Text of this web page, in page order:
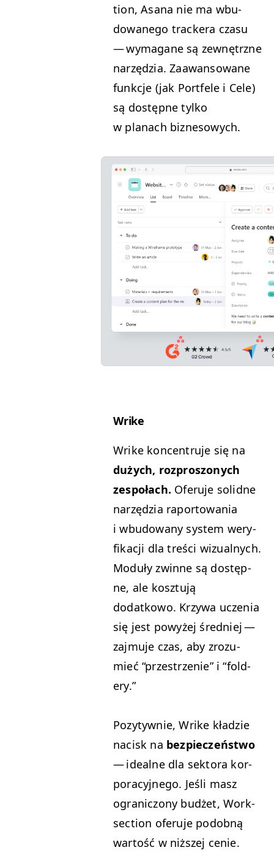
tion, Asana nie ma wbu­
dowanego track­era cza­su
— wyma­gane są zewnętrzne
narzędzia. Zaawan­sowane
funkc­je (jak Port­fele i Cele)
są dostęp­ne tylko
w planach biznesowych.
Wrike
Wrike kon­cen­tru­je się na
dużych, rozpros­zonych
zespołach. Ofer­u­je solidne
narzędzia rapor­towa­nia
i wbu­dowany sys­tem wery­
fikacji dla treś­ci wiz­ual­nych.
Mod­uły zwinne są dostęp­
ne, ale kosz­tu­ją
dodatkowo. Krzy­wa uczenia
się jest powyżej śred­niej —
zaj­mu­je czas, aby zrozu­
mieć“przestrze­nie” i“fold­
ery.”
Pozy­ty­wnie, Wrike kładzie
nacisk na bez­pieczeńst­wo
— ide­alne dla sek­to­ra kor­
po­ra­cyjnego. Jeśli masz
ogranic­zony budżet, Work­
sec­tion ofer­u­je podob­ną
wartość w niższej cenie.